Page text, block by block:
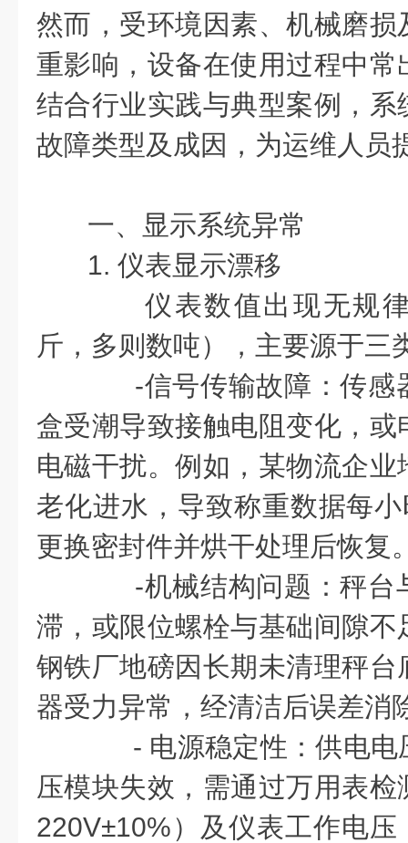
然而，受环境因素、机械磨
重影响，设备在使用过程中
结合行业实践与典型案例，
故障类型及成因，为运维人员
一、显示系统异常
1. 仪表显示漂移
仪表数值出现无规律
斤，多则数吨），主要源于三
-信号传输故障：传感
盒受潮导致接触电阻变化，
电磁干扰。例如，某物流企
老化进水，导致称重数据每
更换密封件并烘干处理后恢复
-机械结构问题：秤台
滞，或限位螺栓与基础间隙
钢铁厂地磅因长期未清理秤
器受力异常，经清洁后误差消
- 电源稳定性：供电电
压模块失效，需通过万用表
220V±10%）及仪表工作电